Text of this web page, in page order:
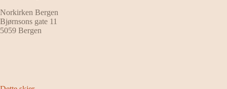
Norkirken Bergen
Bjørnsons gate 11
5059 Bergen